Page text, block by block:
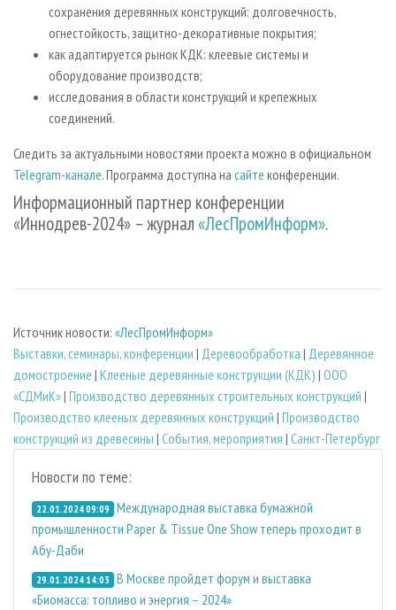
сохранения деревянных конструкций: долговечность,
огнестойкость, защитно-декоративные покрытия;
как адаптируется рынок КДК: клеевые системы и
оборудование производств;
исследования в области конструкций и крепежных
соединений.
Следить за актуальными новостями проекта можно в официальном
Telegram-канале. Программа доступна на сайте конференции.
Информационный партнер конференции
«Иннодрев-2024» – журнал«ЛесПромИнформ».
Источник новости: «ЛесПромИнформ»
Выставки, семинары, конференции | Деревообработка | Деревянное
домостроение | Клееные деревянные конструкции (КДК) | ООО
«СДМиК»| Производство деревянных строительных конструкций |
Производство клееных деревянных конструкций | Производство
конструкций из древесины | События, мероприятия | Санкт-Петербург
Новости по теме:
22.01.2024 09:09 Международная выставка бумажной
промышленности Paper & Tissue One Show теперь проходит в
Абу-Даби
29.01.2024 14:03 В Москве пройдет форум и выставка
«Биомасса: топливо и энергия – 2024»